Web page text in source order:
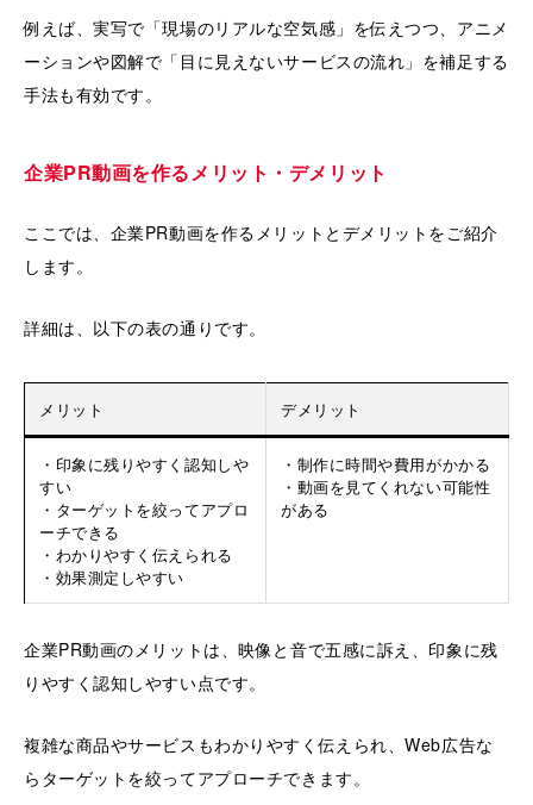
例えば、実写で「現場のリアルな空気感」を伝えつつ、アニメ
ーションや図解で「目に見えないサービスの流れ」を補足する
手法も有効です。
企業PR動画を作るメリット・デメリット
ここでは、企業PR動画を作るメリットとデメリットをご紹介
します。
詳細は、以下の表の通りです。
メリット デメリット
・印象に残りやすく認知しや
すい
・ターゲットを絞ってアプロ
ーチできる
・わかりやすく伝えられる
・効果測定しやすい
・制作に時間や費用がかかる
・動画を見てくれない可能性
がある
企業PR動画のメリットは、映像と音で五感に訴え、印象に残
りやすく認知しやすい点です。
複雑な商品やサービスもわかりやすく伝えられ、Web広告な
らターゲットを絞ってアプローチできます。